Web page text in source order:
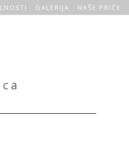
GALERIJA NAŠE PRIČE